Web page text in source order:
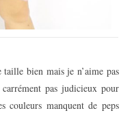
bien mais je n’aime pas
pas judicieux pour
manquent de peps